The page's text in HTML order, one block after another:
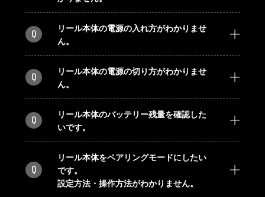
Q
リール本体の電源の入れ方がわかりませ
ん。
Q
リール本体の電源の切り方がわかりませ
ん。
Q
リール本体のバッテリー残量を確認した
いです。
Q
リール本体をペアリングモードにしたい
です。
設定方法・操作方法がわかりません。